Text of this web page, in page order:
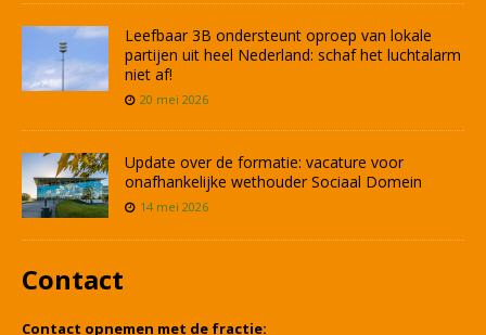
Leefbaar 3B ondersteunt oproep van lokale
partijen uit heel Nederland: schaf het luchtalarm
niet af!
20 mei 2026
Update over de formatie: vacature voor
onafhankelijke wethouder Sociaal Domein
14 mei 2026
Contact
Contact opnemen met de fractie: